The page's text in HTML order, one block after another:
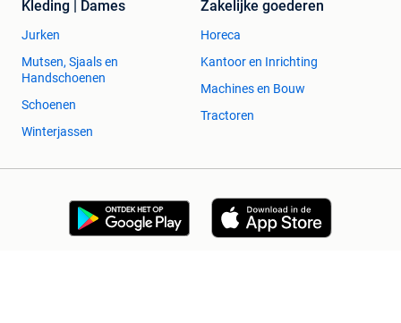
Kleding | Dames
Jurken
Mutsen, Sjaals en
Handschoenen
Schoenen
Winterjassen
Zakelijke goederen
Horeca
Kantoor en Inrichting
Machines en Bouw
Tractoren